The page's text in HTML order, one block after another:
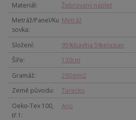
Materiál
Žebrovaný náplet
Metráž/Panel/Ku
sovka
Metráž
Složení
95%bavlna 5%elastan
Šíře
130cm
Gramáž
290g/m2
Země původu
Turecko
Oeko-Tex 100,
tř.1
Ano